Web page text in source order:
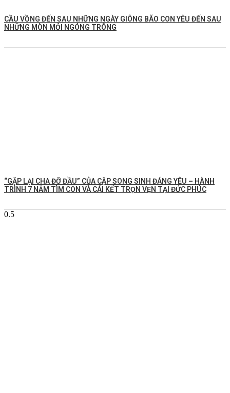
CẦU VỒNG ĐẾN SAU NHỮNG NGÀY GIÔNG BÃO CON YÊU ĐẾN SAU
NHỮNG MÒN MỎI NGÓNG TRÔNG
️“GẶP LẠI CHA ĐỠ ĐẦU” CỦA CẶP SONG SINH ĐÁNG YÊU – HÀNH
TRÌNH 7 NĂM TÌM CON VÀ CÁI KẾT TRỌN VẸN TẠI ĐỨC PHÚC